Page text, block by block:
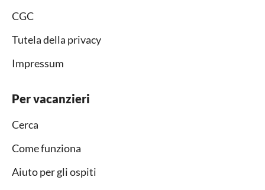
CGC
Tutela della privacy
Impressum
Per vacanzieri
Cerca
Come funziona
Aiuto per gli ospiti